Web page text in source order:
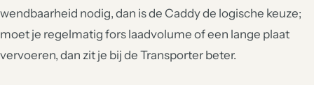
wendbaarheid nodig, dan is de Caddy de logische keuze;
moet je regelmatig fors laadvolume of een lange plaat
vervoeren, dan zit je bij de Transporter beter.